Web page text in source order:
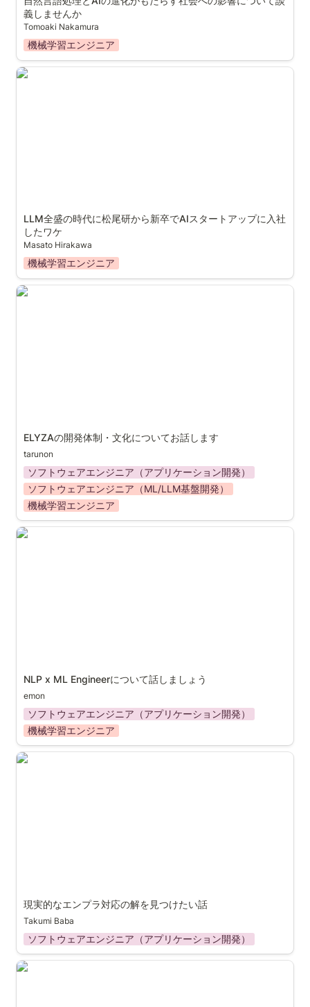
義しませんか
Tomoaki Nakamura
機械学習エンジニア
LLM全盛の時代に松尾研から新卒でAIスタートアップに
LLM全盛の時代に松尾研から新卒でAIスタートアップに入社
したワケ
Masato Hirakawa
機械学習エンジニア
ELYZAの開発体制・文化についてお話します
ELYZAの開発体制・文化についてお話します
tarunon
ソフトウェアエンジニア（アプリケーション開発）
ソフトウェアエンジニア（ML/LLM基盤開発）
機械学習エンジニア
NLP x ML Engineerについて話しましょう
NLP x ML Engineerについて話しましょう
emon
ソフトウェアエンジニア（アプリケーション開発）
機械学習エンジニア
現実的なエンプラ対応の解を見つけたい話
現実的なエンプラ対応の解を見つけたい話
Takumi Baba
ソフトウェアエンジニア（アプリケーション開発）
ELYZAのプロダクト開発の今をお話しします